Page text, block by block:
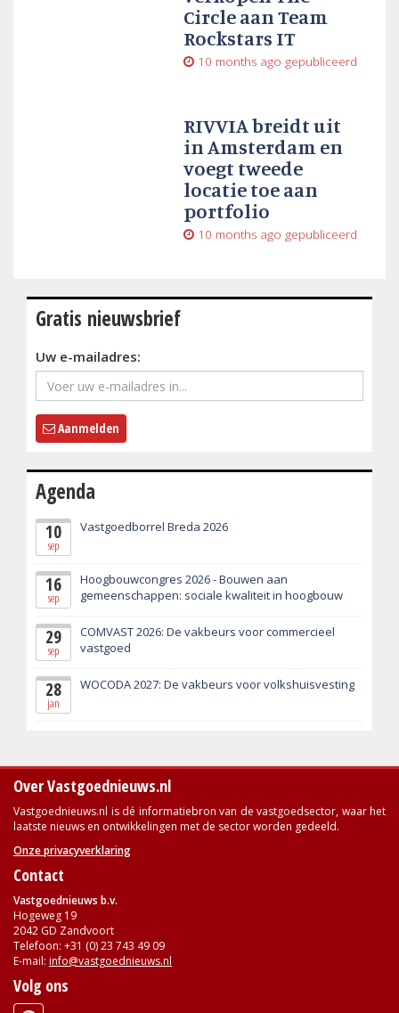
Circle aan Team
Rockstars IT
10 months ago gepubliceerd
RIVVIA breidt uit
in Amsterdam en
voegt tweede
locatie toe aan
portfolio
10 months ago gepubliceerd
Gratis nieuwsbrief
Uw e-mailadres:
Aanmelden
Agenda
10
sep
Vastgoedborrel Breda 2026
16
sep
Hoogbouwcongres 2026 - Bouwen aan
gemeenschappen: sociale kwaliteit in hoogbouw
29
sep
COMVAST 2026: De vakbeurs voor commercieel
vastgoed
28
jan
WOCODA 2027: De vakbeurs voor volkshuisvesting
Over Vastgoednieuws.nl
Vastgoednieuws.nl is dé informatiebron van de vastgoedsector, waar het
laatste nieuws en ontwikkelingen met de sector worden gedeeld.
Onze privacyverklaring
Contact
Vastgoednieuws b.v.
Hogeweg 19
2042 GD Zandvoort
Telefoon: +31 (0) 23 743 49 09
E-mail: info@vastgoednieuws.nl
Volg ons